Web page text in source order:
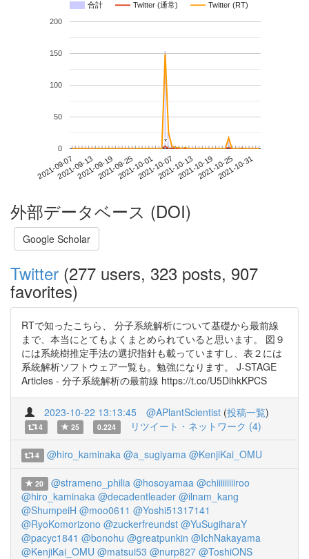
合計 Twitter (通常) Twitter (RT)
2021-09-072021-09-132021-09-192021-09-252021-10-012021-10-072021-10-132021-10-192021-10-252021-10-31
0
50
100
150
200
*
*
外部データベース (DOI)
Google Scholar
Twitter (277 users, 323 posts, 907
favorites)
RTで知ったこちら、 分子系統解析について基礎から最前線
まで、本当にとてもよくまとめられていると思います。 図９
には系統樹推定手法の選択指針も載っていますし、表２には
系統解析ソフトウェア一覧も。勉強になります。 J-STAGE
Articles - 分子系統解析の最前線 https://t.co/U5DihkKPCS
2023-10-22 13:13:45 @APlantScientist (投稿一覧)
4 25 0.224 リツイート・ネットワーク (4)
4 @hiro_kaminaka @a_sugiyama @KenjiKai_OMU
20 @strameno_philia @hosoyamaa @chiiiiiiiiiroo
@hiro_kaminaka @decadentleader @ilnam_kang
@ShumpeiH @moo0611 @Yoshi51317141
@RyoKomorizono @zuckerfreundst @YuSugiharaY
@pacyc1841 @bonohu @greatpunkin @IchNakayama
@KenjiKai_OMU @matsui53 @nurp827 @ToshiONS